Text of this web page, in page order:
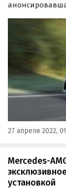
модельного
27 апреля 2022,
Mercedes-
установкой